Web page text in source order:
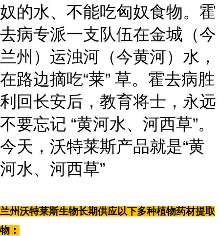
奴的水、不能吃匈奴食物。霍
去病专派一支队伍在金城（今
兰州）运浊河（今黄河）水，
在路边摘吃“莱” 草。霍去病胜
利回长安后，教育将士，永远
不要忘记 “黄河水、河西草”。
今天，沃特莱斯产品就是“黄
河水、河西草”
兰州沃特莱斯生物长期供应以下多种植物药材提取
物：